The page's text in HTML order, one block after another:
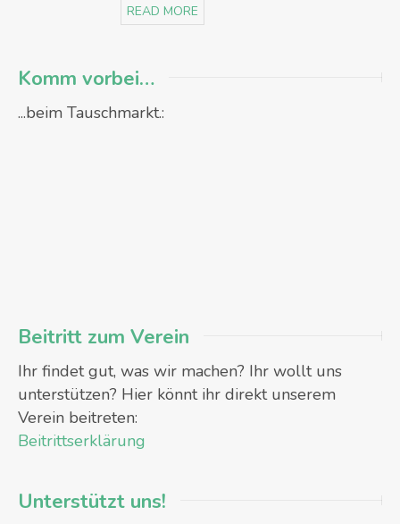
READ MORE
Komm vorbei…
...beim Tauschmarkt.:
Beitritt zum Verein
Ihr findet gut, was wir machen? Ihr wollt uns
unterstützen? Hier könnt ihr direkt unserem
Verein beitreten:
Beitrittserklärung
Unterstützt uns!